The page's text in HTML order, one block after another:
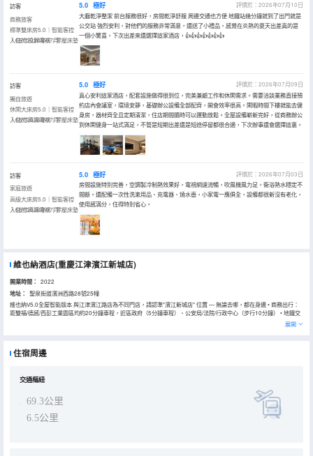
訪客
商務旅客
標準雙床房5.0｜智能客控
｜65寸投屏電視｜零壓床墊
入住於2026年07月
5.0 極好
評價於：2026年07月10日
大廳乾淨整潔 前台服務很好，房間乾淨舒服 周邊交通也方便 地鐵站幾分鐘就到了出門就是
公交站 強烈安利，對他們的服務非常滿意，還送了小禮品，感覺在炎熱的夏天出差真的是
一個小驚喜，下次出差來還選擇這家酒店，👍👍👍👍👍👍👍
訪客
獨自旅遊
休閑大床房5.0｜智能客控
｜65寸高清電視｜零壓床墊
入住於2026年07月
5.0 極好
評價於：2026年07月09日
真心安利這家酒店，配套設施做得很到位，完美兼顧工作和休閑需求。需要洽談業務直接預
約店內會議室，環境安靜，基礎辦公設備全部配齊，開會效率很高。閑暇時間下樓就能去健
身房，器材齊全且定期清潔，住店期間隨時可以運動放鬆。全屋設備嶄新完好，從商務辦公
到休閑健身一站式滿足，不管是短期出差還是短途停留都很合適，下次辦事還會選擇這裏。
訪客
家庭旅遊
高級大床房5.0｜智能客控
｜65寸高清電視｜零壓床墊
入住於2026年07月
5.0 極好
評價於：2026年07月03日
房間設施特別完善，空調製冷制熱效果好，電視網速流暢，吹風機風力足，衞浴熱水穩定不
間斷。還配備一次性洗漱用品、充電器、燒水壺，小家電一應俱全，設備都很新沒有老化，
使用感滿分，住得特別省心。
維也納酒店(重慶江津濱江新城店)
開業時間： 2022
地址：
聖泉街道濱洲西路28號25幢
維也納V5.0全屋智能版本 與江津濱江路店為不同門店，請認準"濱江新城店" 位置 — 無論去哪，都在身邊 • ​商務出行：
距雙福/德感/西彭工業園區均約20分鐘車程，近區政府（5分鐘車程）、公安局/法院/行政中心（步行10分鐘） • ​地鐵交
通：距聖泉寺地鐵站步行2分鐘（無需過馬路），地鐵直達解放碑、洪崖洞等核心景區，不堵車直達目的地 • 公共交通：
本酒店距離乾和瓏灣公交站步行1分鐘，乘坐207路公交車7站25分鐘可達江津中學，乘坐207路公交車10站30分鐘可
線路 預估時間 解放碑 江跳線 → 5號線 → 1號線 約60分鐘 洪崖洞 江跳線 → 5號線 → 6號線 約65分鐘 觀音橋 江跳線 →
睡眠 • ​免費設施：120個室內免費車位、24小時健身房、自助洗衣房 • ​商務配套：200平多功能會議廳、千兆光纖
WiFi、商務中心 • ​安心保障：24小時監控全覆蓋、獨立新風排風系統 小細節，大温暖 前台常備 自助百寶箱：驅蚊液、
老花鏡、兒童用品、女性用品……有需要隨時來取。 商務長住更划算 長住客人享專屬優惠，詳情諮詢前台。 周邊信息 •
​江津科技館、江津圖書館 — 車程約8分鐘 • ​萬達廣場、金科美鄰匯 — 步行可達商圈 • ​地鐵聖泉寺站 — 步行2分鐘 維也
納酒店秉承 "紳士般品味，淑女般親切" 的經營理念，為您提供温暖、舒適、安全的住宿環境。全體夥伴熱忱期待您的光
臨！ 如果您對本次入住感到滿意，歡迎給我們留下寶貴評價，您的鼓勵是我們不斷進步的動力。
展開
住宿周邊
交通樞紐
69.3公里
6.5公里